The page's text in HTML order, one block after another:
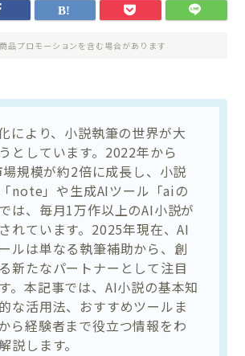
品プロモーションを含む場合があります
により、小説執筆の世界が大
としています。2022年から
規模が約2倍に成長し、小説
note」や生成AIツール「aiの
は、毎月1万作以上のAI小説が
れています。2025年現在、AI
ルは単なる執筆補助から、創
新たなパートナーとして注目
。本記事では、AI小説の基本知
な活用法、おすすめツールま
ら経験者まで役立つ情報をわ
説します。